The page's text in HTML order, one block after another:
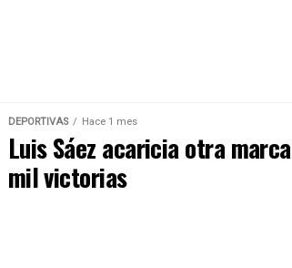
DEPORTIVAS Hace 1 mes
Luis Sáez acaricia otra
mil victorias